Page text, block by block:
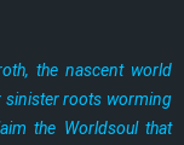
the nascent world
sinister roots worming
the Worldsoul that